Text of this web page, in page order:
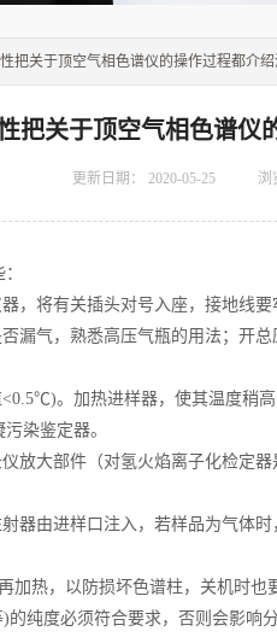
把关于顶空气相色谱仪的操作过程都介绍
把关于顶空气相色谱仪
更新日期： 2020-05-25 浏
将有关插头对号入座，接地线要
气，熟悉高压气瓶的用法；开总
。加热进样器，使其温度稍高
染鉴定器。
大部件（对氢火焰离子化检定器
由进样口注入，若样品为气体时
热，以防损坏色谱柱，关机时也
度必须符合要求，否则会影响分